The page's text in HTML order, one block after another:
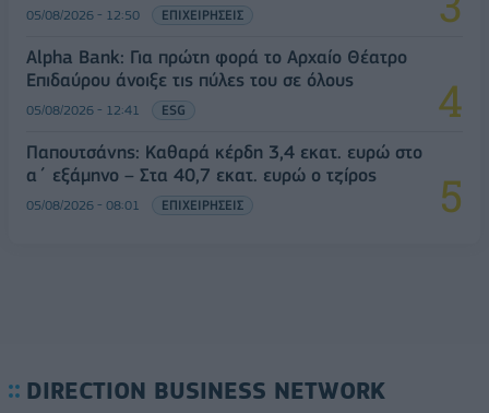
05/08/2026 - 12:50 ΕΠΙΧΕΙΡΗΣΕΙΣ
Alpha Bank: Για πρώτη φορά το Αρχαίο Θέατρο
Επιδαύρου άνοιξε τις πύλες του σε όλους
05/08/2026 - 12:41 ESG
Παπουτσάνης: Καθαρά κέρδη 3,4 εκατ. ευρώ στο
α΄ εξάμηνο – Στα 40,7 εκατ. ευρώ ο τζίρος
05/08/2026 - 08:01 ΕΠΙΧΕΙΡΗΣΕΙΣ
DIRECTION BUSINESS NETWORK